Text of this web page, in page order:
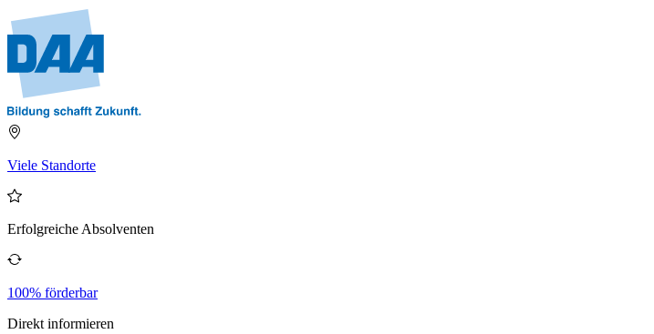
Viele Standorte
Erfolgreiche Absolventen
100% förderbar
Direkt informieren